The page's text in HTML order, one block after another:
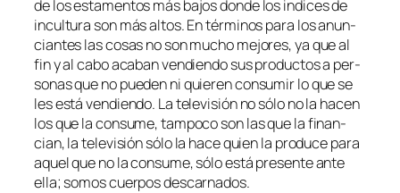
de los es­ta­men­tos más ba­jos don­de los in­di­ces de
in­cul­tu­ra son más al­tos. En tér­mi­nos pa­ra los anun­
cian­tes las co­sas no son mu­cho me­jo­res, ya que al
fin y al ca­bo aca­ban ven­dien­do sus pro­duc­tos a per­
so­nas que no pue­den ni quie­ren con­su­mir lo que se
les es­tá ven­dien­do. La te­le­vi­sión no só­lo no la ha­cen
los que la con­su­me, tam­po­co son las que la fi­nan­
cian, la te­le­vi­sión só­lo la ha­ce quien la pro­du­ce pa­ra
aquel que no la con­su­me, só­lo es­tá pre­sen­te an­te
ella; so­mos cuer­pos descarnados.